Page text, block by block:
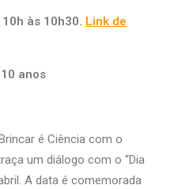
às 10h30. Link de
anos
é Ciência com o
um diálogo com o “Dia
A data é comemorada